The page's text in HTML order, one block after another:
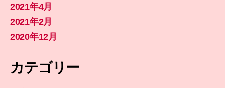
2021年4月
2021年2月
2020年12月
カテゴリー